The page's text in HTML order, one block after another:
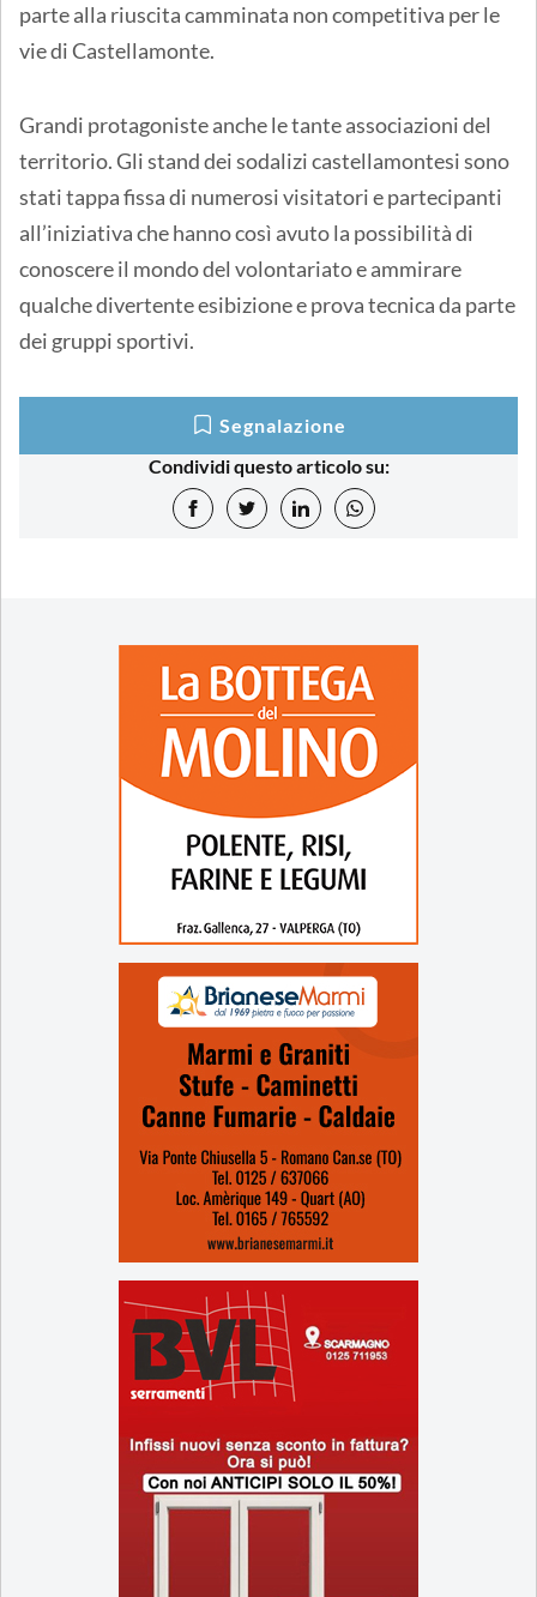
parte alla riuscita camminata non competitiva per le
vie di Castellamonte.
Grandi protagoniste anche le tante associazioni del
territorio. Gli stand dei sodalizi castellamontesi sono
stati tappa fissa di numerosi visitatori e partecipanti
all’iniziativa che hanno così avuto la possibilità di
conoscere il mondo del volontariato e ammirare
qualche divertente esibizione e prova tecnica da parte
dei gruppi sportivi.
Segnalazione
Condividi questo articolo su: